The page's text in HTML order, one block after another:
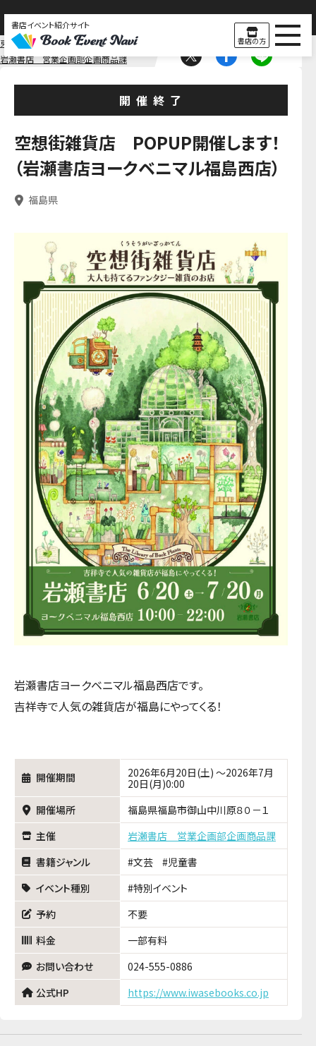
書店イベント紹介サイト
書店の方
東北
福島
岩瀬書店 営業企画部企画商品課
開催終了
空想街雑貨店 POPUP開催します！
（岩瀬書店ヨークベニマル福島西店）
福島県
岩瀬書店ヨークベニマル福島西店です。
吉祥寺で人気の雑貨店が福島にやってくる！
開催期間
2026年6月20日(土) ～2026年7月
20日(月)0:00
開催場所
福島県福島市御山中川原８０－１
主催
岩瀬書店 営業企画部企画商品課
書籍ジャンル
文芸
児童書
イベント種別
特別イベント
予約
不要
料金
一部有料
お問い合わせ
024-555-0886
公式HP
https://www.iwasebooks.co.jp